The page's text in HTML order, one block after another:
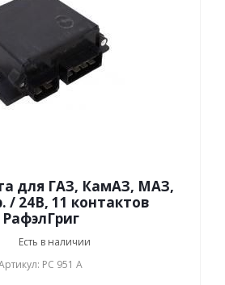
для ГАЗ, КамАЗ, МАЗ,
/ 24В, 11 контактов
РафэлГриг
Есть в наличии
РС 951 А